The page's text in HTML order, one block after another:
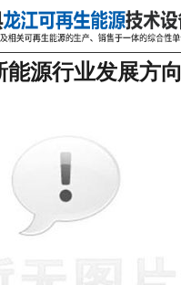
网站
关于我
能源行业发展方向